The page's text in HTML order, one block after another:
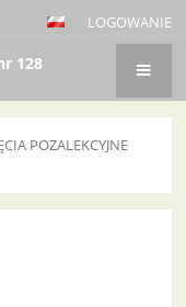
LOGOWANIE
128
POZALEKCYJNE